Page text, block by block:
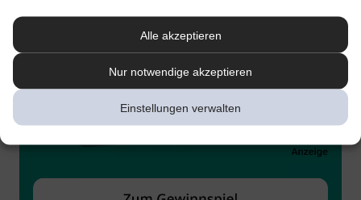
Alle akzeptieren
Nur notwendige akzeptieren
Einstellungen verwalten